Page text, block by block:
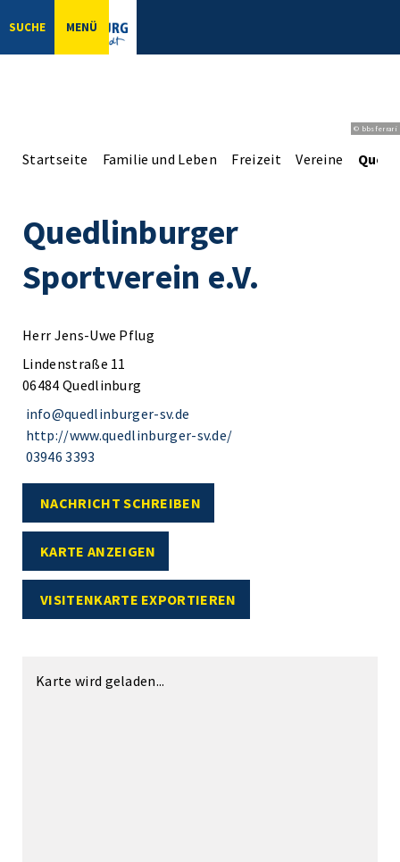
SUCHE MENÜ
© bbsferrari
Startseite Familie und Leben Freizeit Vereine
Quedlinburger
Sportverein e.V.
Herr Jens-Uwe Pflug
Lindenstraße 11
06484 Quedlinburg
info@quedlinburger-sv.de
http://www.quedlinburger-sv.de/
03946 3393
NACHRICHT SCHREIBEN
KARTE ANZEIGEN
VISITENKARTE EXPORTIEREN
Karte wird geladen...